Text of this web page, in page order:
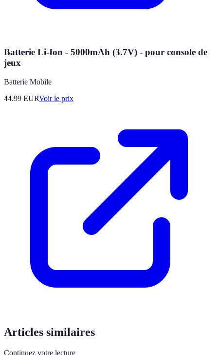
Batterie Li-Ion - 5000mAh (3.7V) - pour console de
jeux
Batterie Mobile
44.99 EURVoir le prix
Articles similaires
Continuez votre lecture